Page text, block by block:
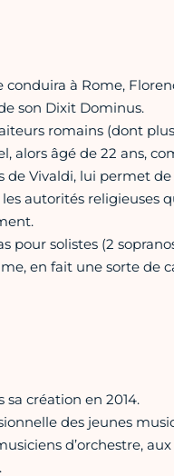
à Rome,
son Dixit Dominus.
romains (dont
alors âgé de 22 ans,
Vivaldi, lui permet
autorités religieuses
solistes (2
en fait une sorte de
sa création en 2014.
des jeunes
d’orchestre,